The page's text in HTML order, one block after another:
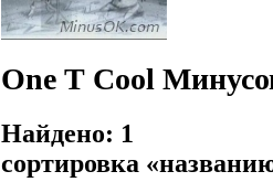
One T Cool
Найдено: 1
сортировка «